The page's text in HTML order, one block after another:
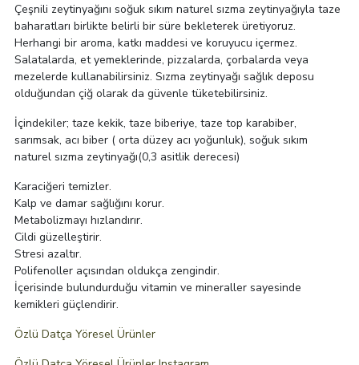
Çeşnili zeytinyağını soğuk sıkım naturel sızma zeytinyağıyla taze
baharatları birlikte belirli bir süre bekleterek üretiyoruz.
Herhangi bir aroma, katkı maddesi ve koruyucu içermez.
Salatalarda, et yemeklerinde, pizzalarda, çorbalarda veya
mezelerde kullanabilirsiniz. Sızma zeytinyağı sağlık deposu
olduğundan çiğ olarak da güvenle tüketebilirsiniz.
İçindekiler; taze kekik, taze biberiye, taze top karabiber,
sarımsak, acı biber ( orta düzey acı yoğunluk), soğuk sıkım
naturel sızma zeytinyağı(0,3 asitlik derecesi)
Karaciğeri temizler.
Kalp ve damar sağlığını korur.
Metabolizmayı hızlandırır.
Cildi güzelleştirir.
Stresi azaltır.
Polifenoller açısından oldukça zengindir.
İçerisinde bulundurduğu vitamin ve mineraller sayesinde
kemikleri güçlendirir.
Özlü Datça Yöresel Ürünler